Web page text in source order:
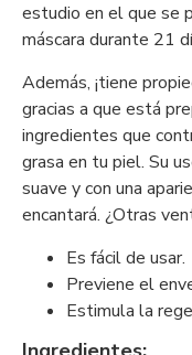
estudio en el que se
máscara durante 21
Además, ¡tiene
gracias a que está
ingredientes que
grasa en tu piel. Su
suave y con una
encantará. ¿Otras
Es fácil de usar.
Previene el
Estimula la